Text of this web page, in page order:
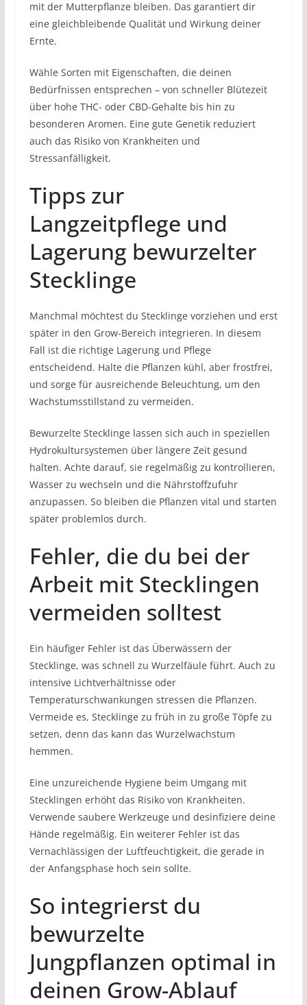
mit der Mutterpflanze bleiben. Das garantiert dir
eine gleichbleibende Qualität und Wirkung deiner
Ernte.
Wähle Sorten mit Eigenschaften, die deinen
Bedürfnissen entsprechen – von schneller Blütezeit
über hohe THC- oder CBD-Gehalte bis hin zu
besonderen Aromen. Eine gute Genetik reduziert
auch das Risiko von Krankheiten und
Stressanfälligkeit.
Tipps zur
Langzeitpflege und
Lagerung bewurzelter
Stecklinge
Manchmal möchtest du Stecklinge vorziehen und erst
später in den Grow-Bereich integrieren. In diesem
Fall ist die richtige Lagerung und Pflege
entscheidend. Halte die Pflanzen kühl, aber frostfrei,
und sorge für ausreichende Beleuchtung, um den
Wachstumsstillstand zu vermeiden.
Bewurzelte Stecklinge lassen sich auch in speziellen
Hydrokultursystemen über längere Zeit gesund
halten. Achte darauf, sie regelmäßig zu kontrollieren,
Wasser zu wechseln und die Nährstoffzufuhr
anzupassen. So bleiben die Pflanzen vital und starten
später problemlos durch.
Fehler, die du bei der
Arbeit mit Stecklingen
vermeiden solltest
Ein häufiger Fehler ist das Überwässern der
Stecklinge, was schnell zu Wurzelfäule führt. Auch zu
intensive Lichtverhältnisse oder
Temperaturschwankungen stressen die Pflanzen.
Vermeide es, Stecklinge zu früh in zu große Töpfe zu
setzen, denn das kann das Wurzelwachstum
hemmen.
Eine unzureichende Hygiene beim Umgang mit
Stecklingen erhöht das Risiko von Krankheiten.
Verwende saubere Werkzeuge und desinfiziere deine
Hände regelmäßig. Ein weiterer Fehler ist das
Vernachlässigen der Luftfeuchtigkeit, die gerade in
der Anfangsphase hoch sein sollte.
So integrierst du
bewurzelte
Jungpflanzen optimal in
deinen Grow-Ablauf